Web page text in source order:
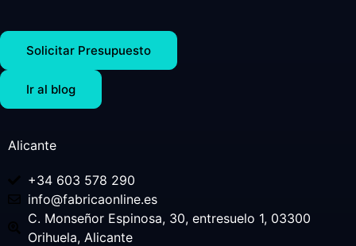
Solicitar Presupuesto
Ir al blog
Alicante
+34 603 578 290
info@fabricaonline.es
C. Monseñor Espinosa, 30, entresuelo 1, 03300
Orihuela, Alicante